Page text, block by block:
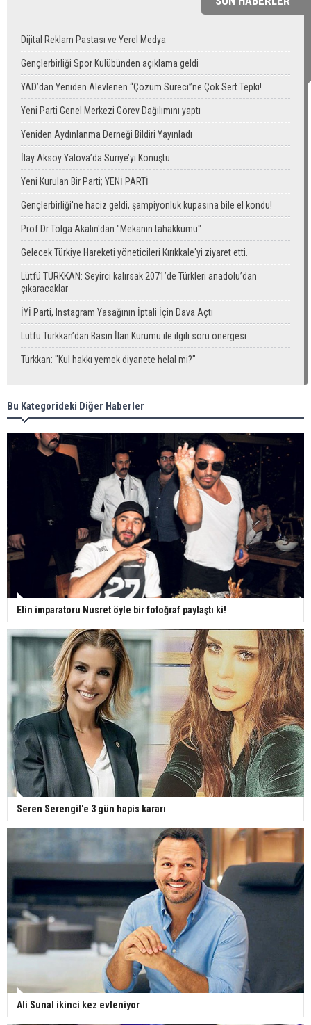
Dijital Reklam Pastası ve Yerel Medya
Gençlerbirliği Spor Kulübünden açıklama geldi
YAD’dan Yeniden Alevlenen “Çözüm Süreci”ne Çok Sert Tepki!
Yeni Parti Genel Merkezi Görev Dağılımını yaptı
Yeniden Aydınlanma Derneği Bildiri Yayınladı
İlay Aksoy Yalova’da Suriye’yi Konuştu
Yeni Kurulan Bir Parti; YENİ PARTİ
Gençlerbirliği'ne haciz geldi, şampiyonluk kupasına bile el kondu!
Prof.Dr Tolga Akalın'dan "Mekanın tahakkümü"
Gelecek Türkiye Hareketi yöneticileri Kırıkkale'yi ziyaret etti.
Lütfü TÜRKKAN: Seyirci kalırsak 2071’de Türkleri anadolu’dan
çıkaracaklar
İYİ Parti, Instagram Yasağının İptali İçin Dava Açtı
Lütfü Türkkan’dan Basın İlan Kurumu ile ilgili soru önergesi
Türkkan: "Kul hakkı yemek diyanete helal mi?"
Bu Kategorideki Diğer Haberler
Etin imparatoru Nusret öyle bir fotoğraf paylaştı ki!
Seren Serengil'e 3 gün hapis kararı
Ali Sunal ikinci kez evleniyor